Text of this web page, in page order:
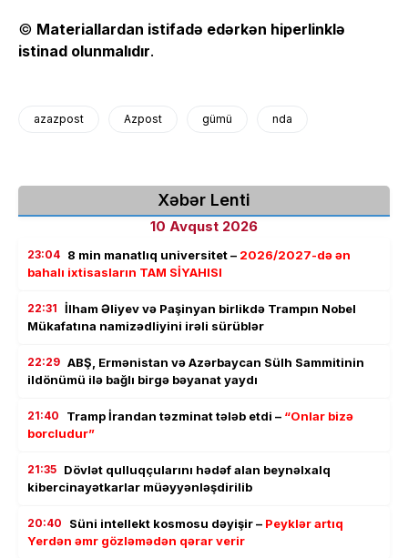
© Materiallardan istifadə edərkən hiperlinklə
istinad olunmalıdır.
azazpost Azpost gümü nda
Xəbər Lenti
10 Avqust 2026
23:04 8 min manatlıq universitet – 2026/2027-də ən
bahalı ixtisasların TAM SİYAHISI
22:31 İlham Əliyev və Paşinyan birlikdə Trampın Nobel
Mükafatına namizədliyini irəli sürüblər
22:29 ABŞ, Ermənistan və Azərbaycan Sülh Sammitinin
ildönümü ilə bağlı birgə bəyanat yaydı
21:40 Tramp İrandan təzminat tələb etdi – “Onlar bizə
borcludur”
21:35 Dövlət qulluqçularını hədəf alan beynəlxalq
kibercinayətkarlar müəyyənləşdirilib
20:40 Süni intellekt kosmosu dəyişir – Peyklər artıq
Yerdən əmr gözləmədən qərar verir